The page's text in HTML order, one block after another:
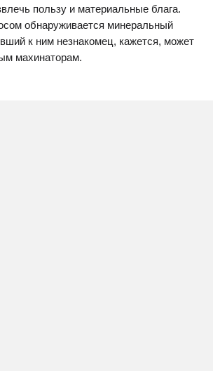
пользу и материальные блага.
обнаруживается минеральный
к ним незнакомец, кажется, может
махинаторам.